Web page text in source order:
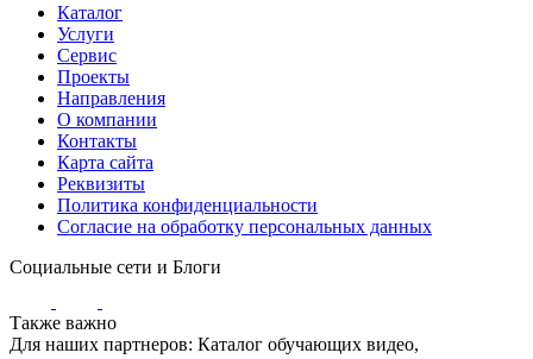
Каталог
Услуги
Сервис
Проекты
Направления
О компании
Контакты
Карта сайта
Реквизиты
Политика конфиденциальности
Согласие на обработку персональных данных
Социальные сети и Блоги
Также важно
Для наших партнеров: Каталог обучающих видео,